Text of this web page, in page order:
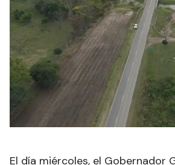
El día miércoles, el Gobernador